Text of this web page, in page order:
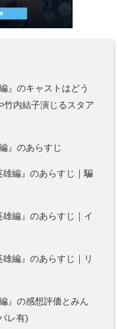
』のキャストはどう
竹内結子演じるスタア
』のあらすじ
雄編』のあらすじ｜騙
編』のあらすじ｜イ
編』のあらすじ｜リ
』の感想評価とみん
レ有)